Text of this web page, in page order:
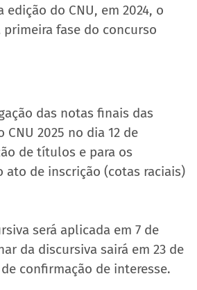
do CNU, em 2024, o
fase do concurso
das notas finais das
2025 no dia 12 de
de títulos e para os
de inscrição (cotas raciais)
será aplicada em 7 de
da discursiva sairá em 23 de
confirmação de interesse.